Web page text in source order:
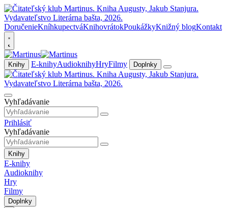
DoručenieKníhkupectváKnihovrátokPoukážkyKnižný blogKontakt
Knihy E-knihyAudioknihyHryFilmy Doplnky
Vyhľadávanie
Prihlásiť
Vyhľadávanie
Knihy
E-knihy
Audioknihy
Hry
Filmy
Doplnky